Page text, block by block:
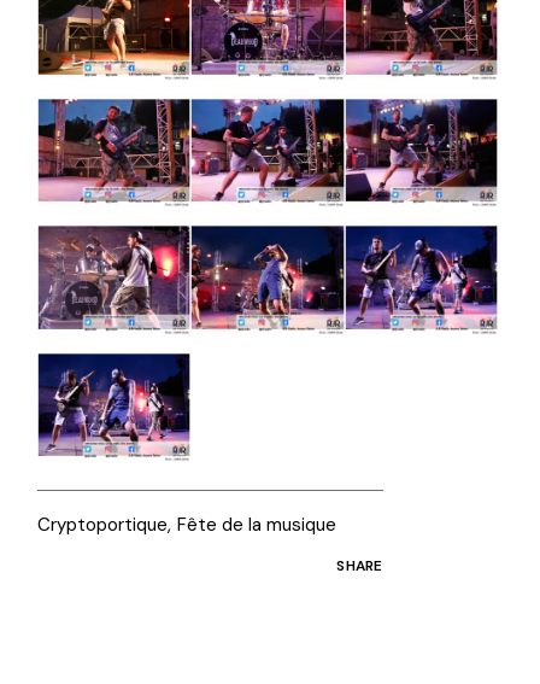
Cryptoportique Fête de la musique
SHARE